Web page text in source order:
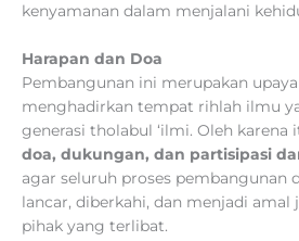
kenyamanan dalam menjalani
Harapan dan Doa
Pembangunan ini merupakan
menghadirkan tempat rihlah ilmu
generasi tholabul ‘ilmi. Oleh
doa, dukungan, dan partisipasi
agar seluruh proses pembangunan
lancar, diberkahi, dan menjadi amal
pihak yang terlibat.